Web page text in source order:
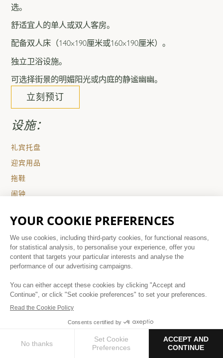
立刻预订
选。
舒适宜人的单人或双人客房。
配备双人床（140x190厘米或160x190厘米）。
独立卫浴设施。
可选择街景的明媚阳光或内庭的静谧幽幽。
设施：
礼宾托盘
迎宾用品
拖鞋
闹钟
USB插座
WI-FI
保险箱
高级双人房（可使用泳池）
2位成人（1位儿童）
|
预订住宿